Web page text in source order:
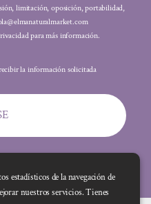
limitación, oposición, portabilidad,
para más información.
la información solicitada
estadísticos de la navegación de
nuestros servicios. Tienes